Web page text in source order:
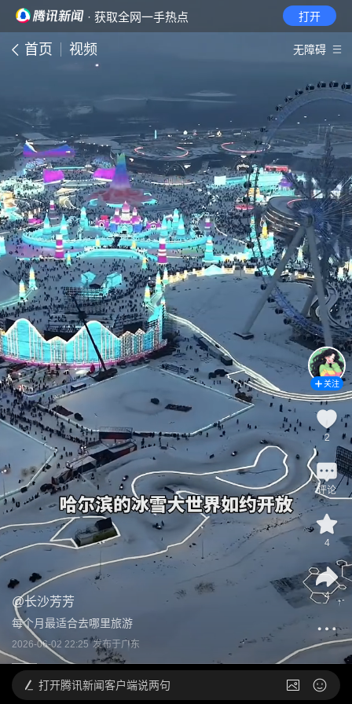
· 获取全网一手热点 打开
首页 视频 无障碍
@长沙芳芳
每个月最适合去哪里旅游
2026-06-02 22:25 发布于广东
关注
2
评论
4
4
打开腾讯新闻客户端说两句